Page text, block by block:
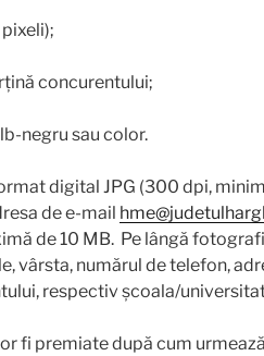
concurentului;
negru sau color.
digital JPG (300 dpi,
de e-mail
de 10 MB. Pe lângă
vârsta, numărul de telefon,
respectiv școala/
fi premiate după cum